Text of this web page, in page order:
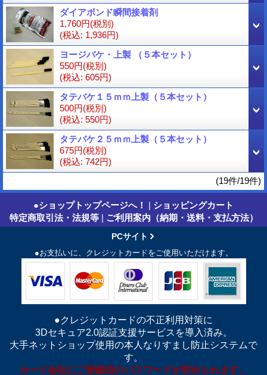
ダイアボンド瞬間接着剤
1,760円(税別)
(税込: 1,936円)
ヨージバケ・上製 （５本セット）
550円(税別)
(税込: 605円)
タテバケ１５ｍｍ上製（５本セット）
500円(税別)
(税込: 550円)
タテバケ２５ｍｍ上製（５本セット）
675円(税別)
(税込: 742円)
(19件/19件)
●ショップトップページへ！ | ショッピングカート
特定商取引法・法規等 | ご利用案内（納期・送料・支払方法）
PCサイト
●お支払いに、クレジットカードをご使用いただけます。
●クレジットカードの不正利用対策に
3Dセキュア2.0認証支援サービスを導入済み。
大手ネットショップ使用の本人なりすまし防止システムで
す。
カード会社にご登録済のパスワードが求められます。